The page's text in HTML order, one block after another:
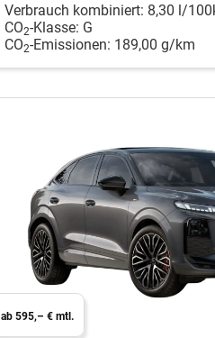
Verbrauch kombiniert: 8,30 l/
CO2-Klasse: G
CO2-Emissionen: 189,00 g/km
ab 595,– € mtl.